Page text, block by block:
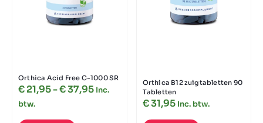
Orthica Acid Free C-1000 SR
€21,95-€37,95 Inc.
btw.
Orthica B12 zuigtabletten 90
Tabletten
€31,95 Inc. btw.